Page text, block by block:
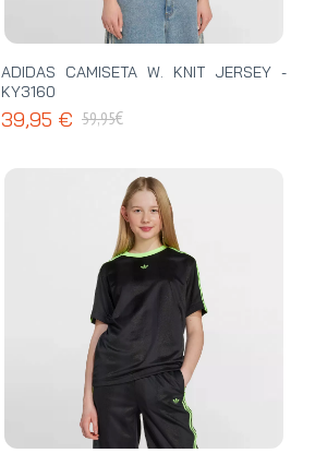
ADIDAS CAMISETA W. KNIT JERSEY -
KY3160
39,95 € 59,95€